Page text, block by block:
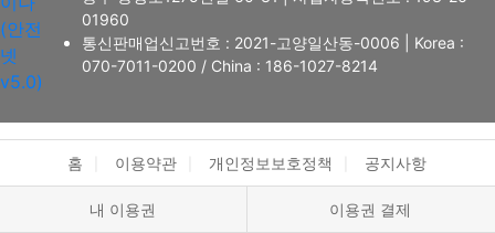
(안전
넷
v5.0)
01960
통신판매업신고번호 : 2021-고양일산동-0006
Korea :
070-7011-0200 / China : 186-1027-8214
홈 이용약관 개인정보보호정책 공지사항
내 이용권 이용권 결제